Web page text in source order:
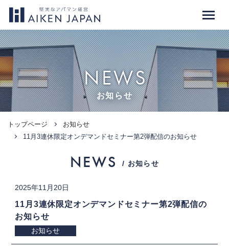
NEWS
お知らせ
トップページ
お知らせ
11月3連休限定オンデマンドセミナー第2弾配信のお知らせ
NEWS / お知らせ
2025年11月20日
11月3連休限定オンデマンドセミナー第2弾配信の
お知らせ
お知らせ